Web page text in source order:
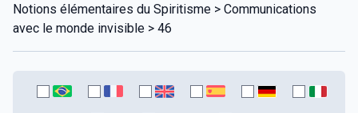
Notions élémentaires du Spiritisme > Communications
avec le monde invisible > 46